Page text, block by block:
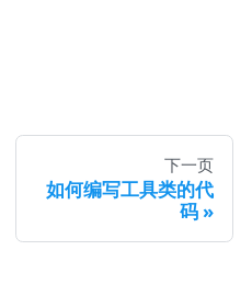
下一页
如何编写工具类的代
码